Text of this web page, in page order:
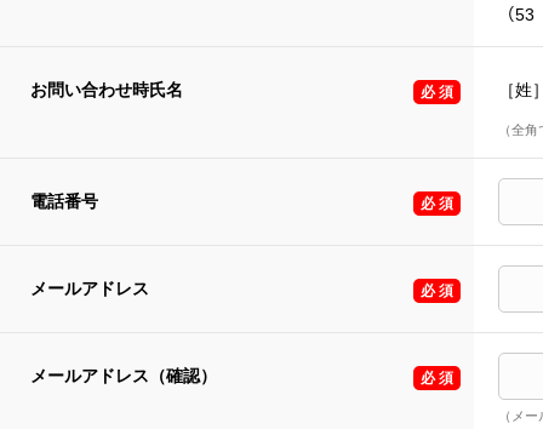
（
お問い合わせ時氏名 ［姓
（全
電話番号
メールアドレス
メールアドレス（確認）
（メ